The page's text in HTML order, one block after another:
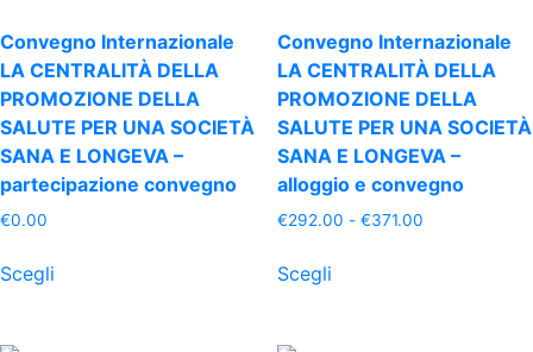
Convegno Internazionale
LA CENTRALITÀ DELLA
PROMOZIONE DELLA
SALUTE PER UNA SOCIETÀ
SANA E LONGEVA –
partecipazione convegno
€0.00
Scegli
Convegno Internazionale
LA CENTRALITÀ DELLA
PROMOZIONE DELLA
SALUTE PER UNA SOCIETÀ
SANA E LONGEVA –
alloggio e convegno
€292.00 - €371.00Fascia
Scegliprodotto